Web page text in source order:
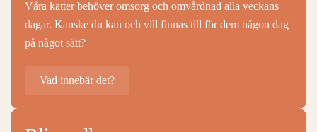
Våra katter behöver omsorg och omvårdnad alla veckans
dagar. Kanske du kan och vill finnas till för dem någon dag
på något sätt?
Vad innebär det?